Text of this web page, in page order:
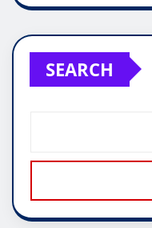
SEARCH